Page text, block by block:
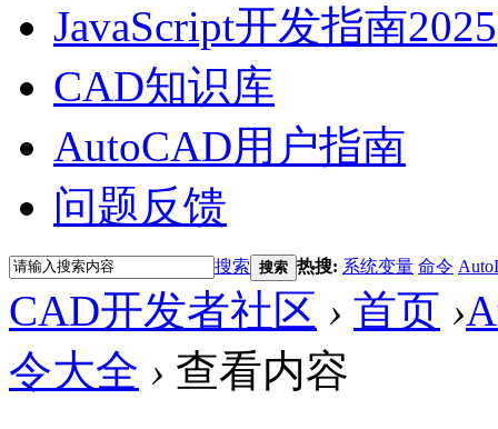
JavaScript开发指南2025
CAD知识库
AutoCAD用户指南
问题反馈
搜索 搜索 热搜: 系统变量 命令
CAD开发者社区 › 首页 ›
令大全 › 查看内容